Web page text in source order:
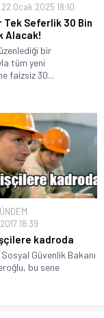
22 Ocak 2025 18:10
Tek Seferlik 30 Bin
Alacak!
bir
tüm yeni
faizsiz 30...
18:39
kadroda
Güvenlik Bakanı
bu sene